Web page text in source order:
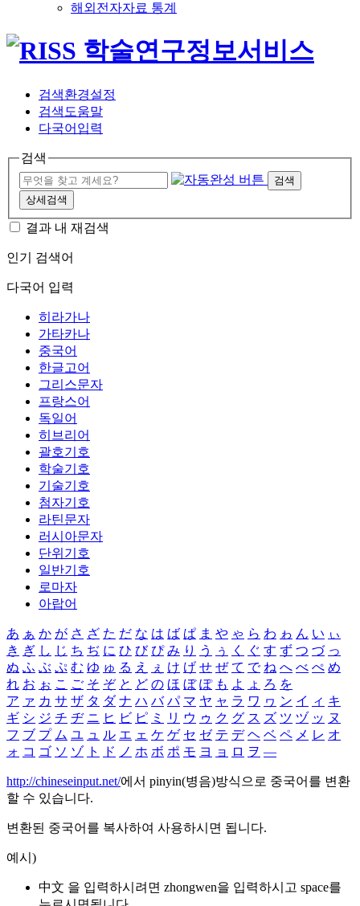
해외전자자료 통계
검색환경설정
검색도움말
다국어입력
검색
검색
상세검색
결과 내 재검색
인기 검색어
다국어 입력
히라가나
가타카나
중국어
한글고어
그리스문자
프랑스어
독일어
히브리어
괄호기호
학술기호
기술기호
첨자기호
라틴문자
러시아문자
단위기호
일반기호
로마자
아랍어
あ ぁ か が さ ざ た だ な は ば ぱ ま や ゃ ら わ ゎ ん い ぃ
き ぎ し じ ち ぢ に ひ び ぴ み り う ぅ く ぐ す ず つ づ っ
ぬ ふ ぶ ぷ む ゆ ゅ る え ぇ け げ せ ぜ て で ね へ べ ぺ め
れ お ぉ こ ご そ ぞ と ど の ほ ぼ ぽ も よ ょ ろ を
ア ァ カ サ ザ タ ダ ナ ハ バ パ マ ヤ ャ ラ ワ ヮ ン イ ィ キ
ギ シ ジ チ ヂ ニ ヒ ビ ピ ミ リ ウ ゥ ク グ ス ズ ツ ヅ ッ ヌ
フ ブ プ ム ユ ュ ル エ ェ ケ ゲ セ ゼ テ デ ヘ ベ ペ メ レ オ
ォ コ ゴ ソ ゾ ト ド ノ ホ ボ ポ モ ヨ ョ ロ ヲ ―
http://chineseinput.net/에서 pinyin(병음)방식으로 중국어를 변환
할 수 있습니다.
변환된 중국어를 복사하여 사용하시면 됩니다.
예시)
中文 을 입력하시려면 zhongwen을 입력하시고 space를